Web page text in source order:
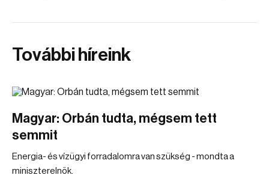
További híreink
Magyar: Orbán tudta, mégsem tett
semmit
Energia- és vízügyi forradalomra van szükség - mondta a
miniszterelnök.